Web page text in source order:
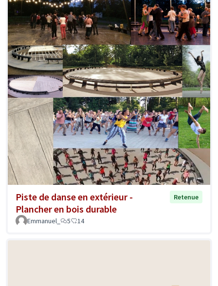
Piste de danse en extérieur -
Plancher en bois durable
Retenue
Emmanuel_ 5 14